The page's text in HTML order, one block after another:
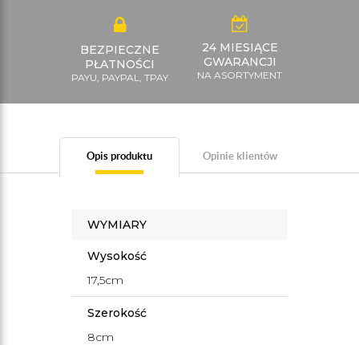
BEZPIECZNE
PŁATNOŚCI
PAYU, PAYPAL, TPAY
24 MIESIĄCE
GWARANCJI
NA ASORTYMENT
Opis produktu Opinie klientów
WYMIARY
Wysokość
17,5cm
Szerokość
8cm